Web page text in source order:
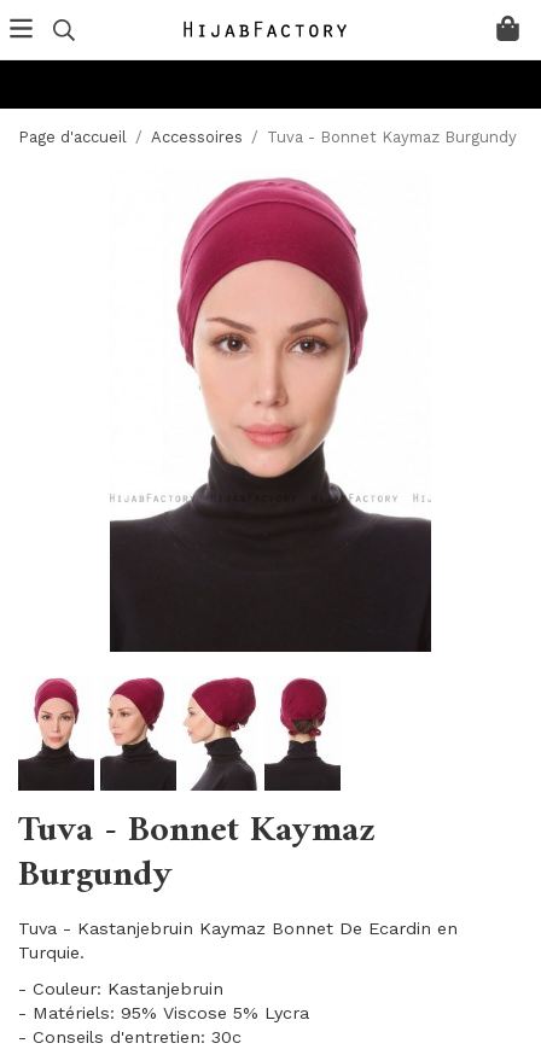
Page d'accueil / Accessoires / Tuva - Bonnet Kaymaz Burgundy
Tuva - Bonnet Kaymaz
Burgundy
Tuva - Kastanjebruin Kaymaz Bonnet De Ecardin en
Turquie.
- Couleur: Kastanjebruin
- Matériels: 95% Viscose 5% Lycra
- Conseils d'entretien: 30c